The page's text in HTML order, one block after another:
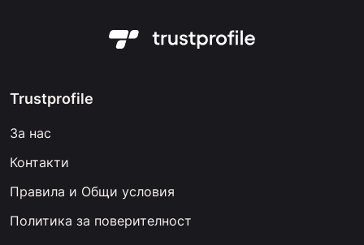
Trustprofile
За нас
Контакти
Правила и Общи условия
Политика за поверителност